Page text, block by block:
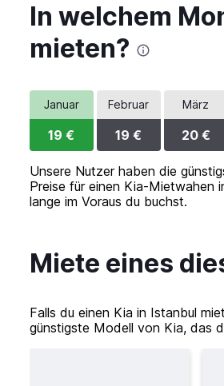
In welchem
mieten?
Januar
19 €
Februar
19 €
März
20 €
Unsere Nutzer haben die
Preise für einen Kia-Mietwahen
lange im Voraus du buchst.
Miete eines
Falls du einen Kia in Istanbul
günstigste Modell von Kia, das